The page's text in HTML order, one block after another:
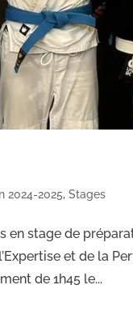
2024-2025, Stages
en stage de
et de la
de 1h45 le...